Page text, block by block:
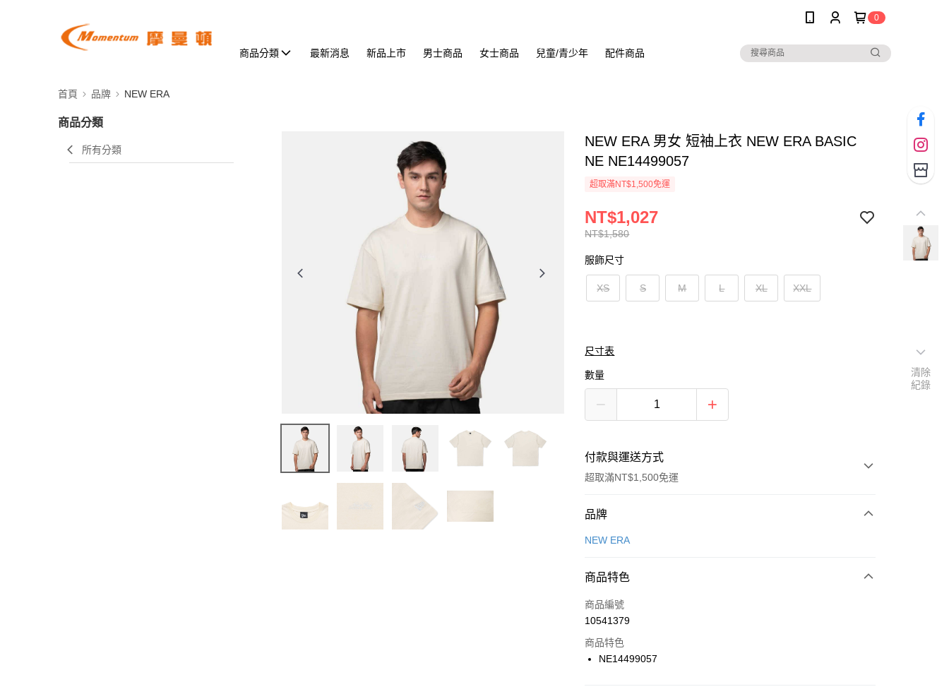
0
商品分類 最新消息 新品上市 男士商品 女士商品 兒童/青少年 配件商品
首頁 品牌 NEW ERA
商品分類
所有分類
NEW ERA 男女 短袖上衣 NEW ERA BASIC
NE NE14499057
超取滿NT$1,500免運
NT$1,580
NT$1,027
服飾尺寸
XS S M L XL XXL
尺寸表
數量
付款與運送方式
超取滿NT$1,500免運
付款方式
信用卡一次付款
合作金庫商業銀行
華南商業銀行
上海商業儲蓄銀行
國泰世華商業銀行
LINE Pay
Apple Pay
品牌
NEW ERA
商品特色
商品編號
10541379
商品特色
NE14499057
清除
紀錄